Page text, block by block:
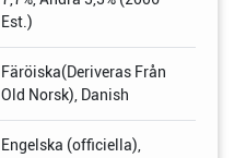
Est.)
Färöiska(Deriveras Från
Old Norsk), Danish
Engelska (officiella),